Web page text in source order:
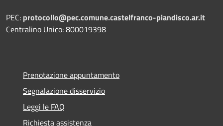
PEC: protocollo@pec.comune.castelfranco-piandisco.ar.it
Centralino Unico: 800019398
Prenotazione appuntamento
Segnalazione disservizio
Leggi le FAQ
Richiesta assistenza